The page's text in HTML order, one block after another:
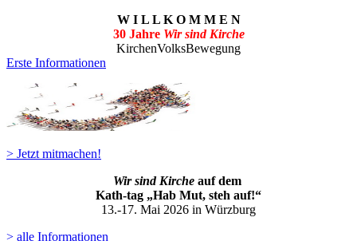
W I L L K O M M E N
30 Jahre Wir sind Kirche
KirchenVolksBewegung
Erste Informationen
> Jetzt mitmachen!
Wir sind Kirche auf dem
Kath-tag „Hab Mut, steh auf!“
13.-17. Mai 2026 in Würzburg
> alle Informationen